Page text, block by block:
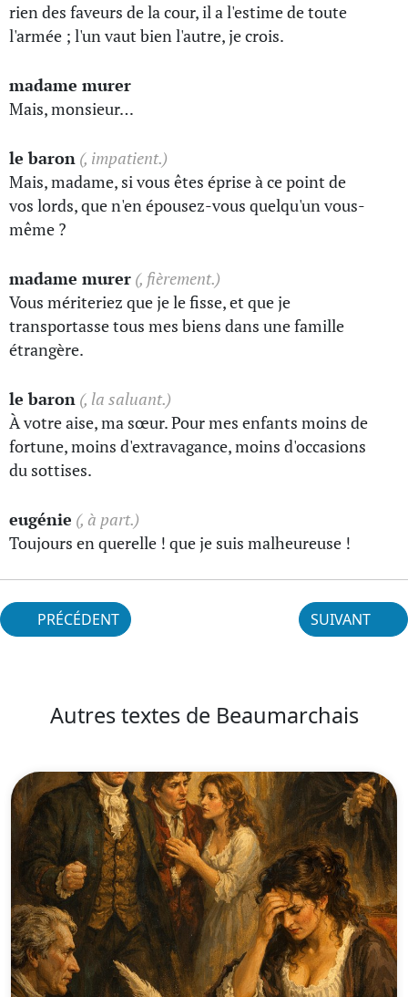
rien des faveurs de la cour, il a l'estime de toute
l'armée ; l'un vaut bien l'autre, je crois.
madame murer
Mais, monsieur…
le baron (, impatient.)
Mais, madame, si vous êtes éprise à ce point de
vos lords, que n'en épousez-vous quelqu'un vous-
même ?
madame murer (, fièrement.)
Vous mériteriez que je le fisse, et que je
transportasse tous mes biens dans une famille
étrangère.
le baron (, la saluant.)
À votre aise, ma sœur. Pour mes enfants moins de
fortune, moins d'extravagance, moins d'occasions
du sottises.
eugénie (, à part.)
Toujours en querelle ! que je suis malheureuse !
PRÉCÉDENT SUIVANT
Autres textes de Beaumarchais